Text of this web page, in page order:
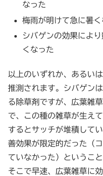
なった
梅雨が明けて急に暑
シバゲンの効果によ
くなった
以上のいずれか、あるい
推測されます。シバゲン
る除草剤ですが、広葉雑
で、この種の雑草が生え
するとサッチが堆積して
善効果が限定的だった（
ていなかった）というこ
そこで早速、広葉雑草に